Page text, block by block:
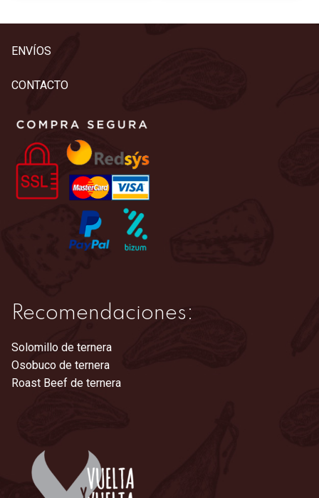
tiene
elegir
la
de
producto
ENVÍOS
CONTACTO
Recomendaciones:
Solomillo de ternera
Osobuco de ternera
Roast Beef de ternera